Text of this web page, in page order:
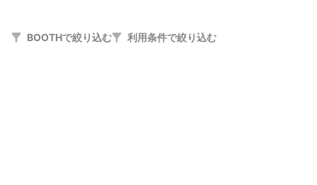
BOOTHで絞り込む 利用条件で絞り込む